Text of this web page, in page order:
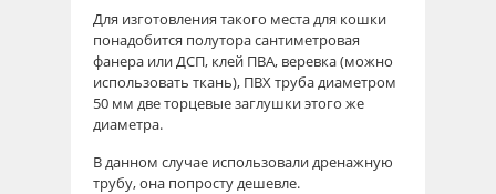
Для изготовления такого места для кошки
понадобится полутора сантиметровая
фанера или ДСП, клей ПВА, веревка (можно
использовать ткань), ПВХ труба диаметром
50 мм две торцевые заглушки этого же
диаметра.
В данном случае использовали дренажную
трубу, она попросту дешевле.